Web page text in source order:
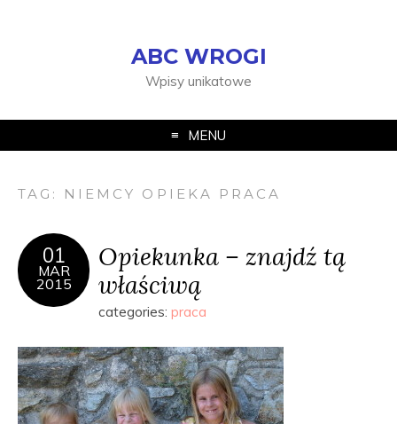
ABC WROGI
Wpisy unikatowe
MENU
TAG: NIEMCY OPIEKA PRACA
01
MAR
2015
Opiekunka – znajdź tą
właściwą
categories: praca